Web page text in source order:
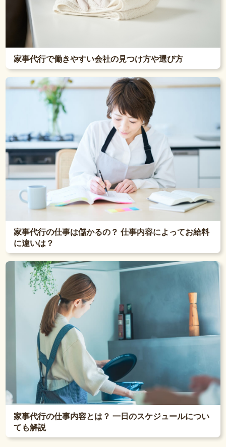
家事代行で働きやすい会社の見つけ方や選び方
家事代行の仕事は儲かるの？ 仕事内容によってお給料
に違いは？
家事代行の仕事内容とは？ 一日のスケジュールについ
ても解説